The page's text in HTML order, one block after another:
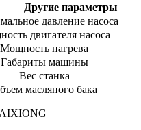
Другие параметры
давление насоса
двигателя насоса
Мощность нагрева
Габариты машины
Вес станка
масляного бака